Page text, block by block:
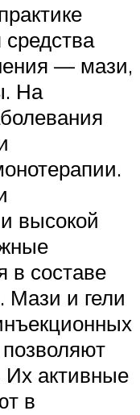
— мази,
На
высокой
в составе
Мази и гели
Их активные
в